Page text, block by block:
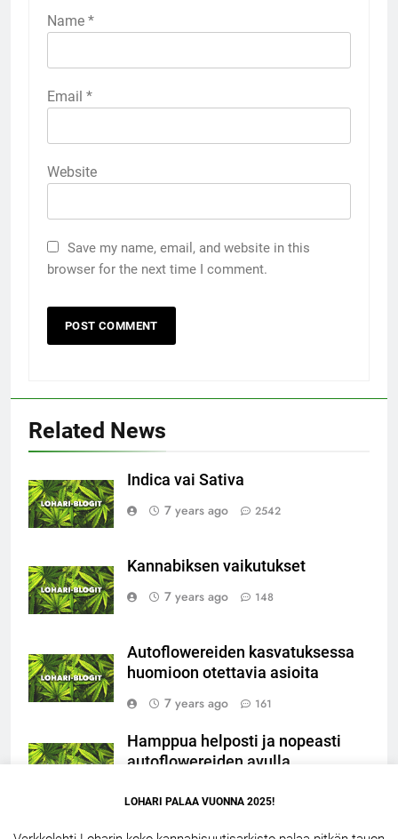
Name *
Email *
Website
Save my name, email, and website in this
browser for the next time I comment.
Related News
Indica vai Sativa
7 years ago
2542
Kannabiksen vaikutukset
7 years ago
148
Autoflowereiden kasvatuksessa
huomioon otettavia asioita
7 years ago
161
Hamppua helposti ja nopeasti
autoflowereiden avulla
LOHARI PALAA VUONNA 2025!